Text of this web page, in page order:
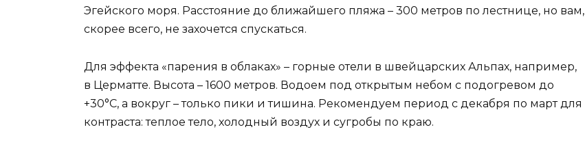
Эгейского моря. Расстояние до ближайшего пляжа – 300 метров по лестнице, но вам,
скорее всего, не захочется спускаться.
Для эффекта «парения в облаках» – горные отели в швейцарских Альпах, например,
в Церматте. Высота – 1600 метров. Водоем под открытым небом с подогревом до
+30°C, а вокруг – только пики и тишина. Рекомендуем период с декабря по март для
контраста: теплое тело, холодный воздух и сугробы по краю.